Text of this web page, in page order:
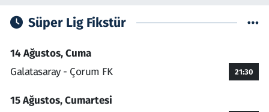
Süper Lig Fikstür
14 Ağustos, Cuma
Galatasaray - Çorum FK
21:30
15 Ağustos, Cumartesi